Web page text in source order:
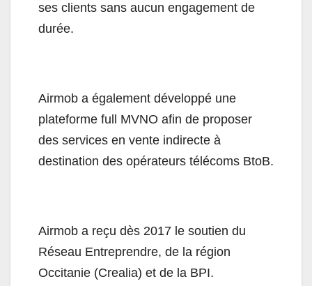
ses clients sans aucun engagement de
durée.
Airmob a également développé une
plateforme full MVNO afin de proposer
des services en vente indirecte à
destination des opérateurs télécoms BtoB.
Airmob a reçu dès 2017 le soutien du
Réseau Entreprendre, de la région
Occitanie (Crealia) et de la BPI.